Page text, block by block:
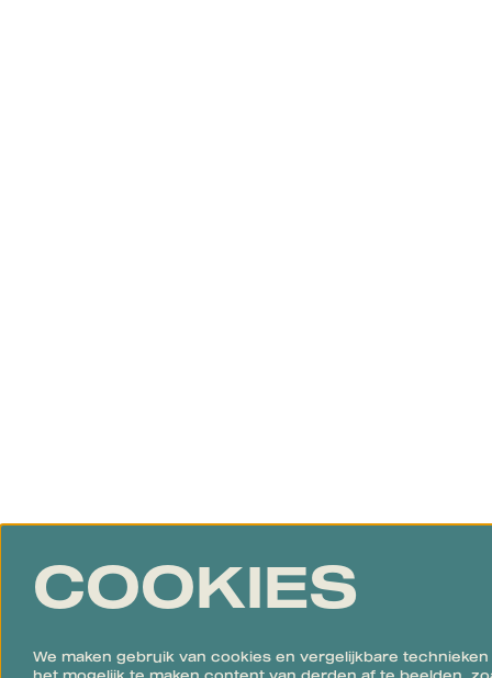
COOKIES
We maken gebruik van cookies en vergelijkbare
het mogelijk te maken content van derden af te beelden,